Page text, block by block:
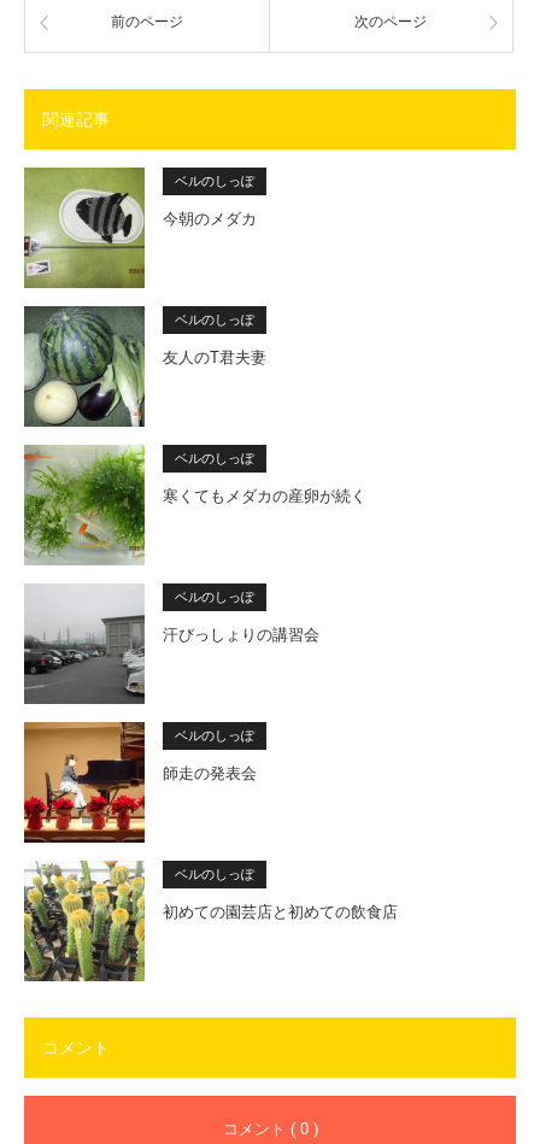
前のページ 次のページ
関連記事
ベルのしっぽ
今朝のメダカ
ベルのしっぽ
友人のT君夫妻
ベルのしっぽ
寒くてもメダカの産卵が続く
ベルのしっぽ
汗びっしょりの講習会
ベルのしっぽ
師走の発表会
ベルのしっぽ
初めての園芸店と初めての飲食店
コメント
コメント ( 0 )